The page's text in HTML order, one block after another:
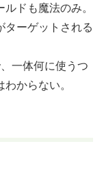
ドも魔法のみ。
ターゲットされる
一体何に使うつ
からない。